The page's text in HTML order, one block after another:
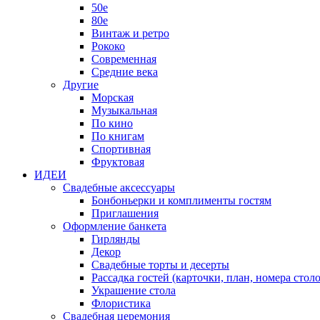
50е
80е
Винтаж и ретро
Рококо
Современная
Средние века
Другие
Морская
Музыкальная
По кино
По книгам
Спортивная
Фруктовая
ИДЕИ
Свадебные аксессуары
Бонбоньерки и комплименты гостям
Приглашения
Оформление банкета
Гирлянды
Декор
Свадебные торты и десерты
Рассадка гостей (карточки, план, номера
Украшение стола
Флористика
Свадебная церемония